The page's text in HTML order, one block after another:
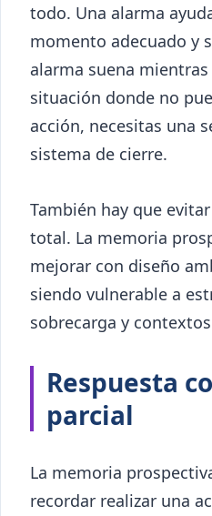
todo. Una alarma
momento adecuado y
alarma suena
situación donde no
acción, necesitas una
sistema de cierre.
También hay que
total. La memoria
mejorar con diseño
siendo vulnerable a
sobrecarga y
Respuesta
parcial
La memoria
recordar realizar una